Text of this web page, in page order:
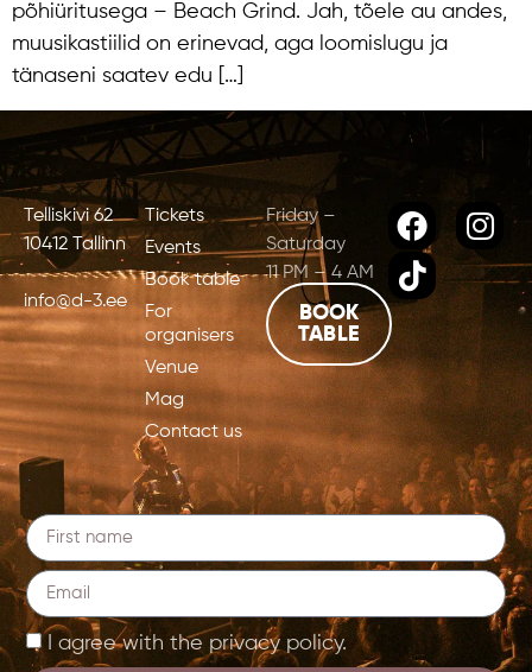
põhiüritusega – Beach Grind. Jah, tõele au andes,
muusikastiilid on erinevad, aga loomislugu ja
tänaseni saatev edu […]
Friday –
Saturday
11 PM – 4 AM
BOOK
TABLE
Telliskivi 62
10412 Tallinn
info@d-3.ee
Tickets
Events
Book table
For
organisers
Venue
Mag
Contact us
I agree with the privacy policy.